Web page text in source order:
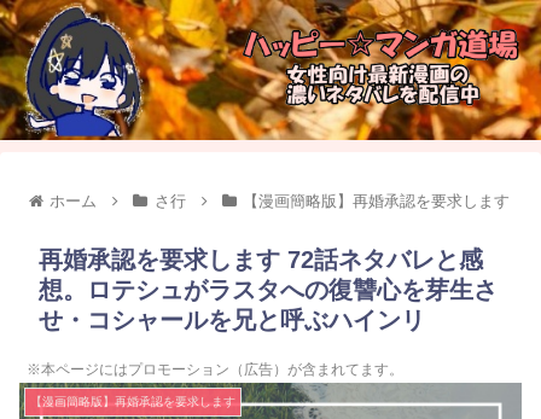
ホーム さ行 【漫画簡略版】再婚承認を要求します
再婚承認を要求します 72話ネタバレと感
想。ロテシュがラスタへの復讐心を芽生さ
せ・コシャールを兄と呼ぶハインリ
※本ページにはプロモーション（広告）が含まれてます。
【漫画簡略版】再婚承認を要求します